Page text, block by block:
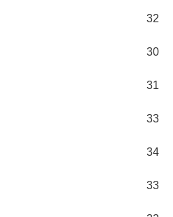
32
30
31
33
34
33